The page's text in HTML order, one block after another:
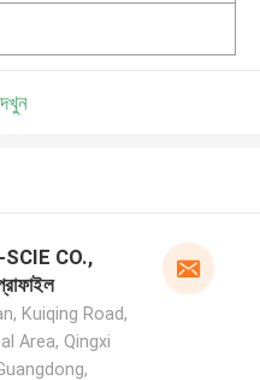
CO.,
Kuiqing Road,
Area, Qingxi